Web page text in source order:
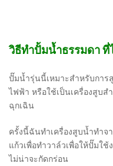
วิธีทำปั้มน้ำธรรมดา
ปั๊มน้ำรุ่นนี้เหมาะสำหรับการ
ไฟฟ้า หรือใช้เป็นเครื่องสูบ
ฉุกเฉิน
ครั้งนี้ฉันทำเครื่องสูบน้ำทำจ
แก้วเพื่อทำวาล์วเพื่อให้ปั๊มใ
ไม่น่าจะกัดกร่อน